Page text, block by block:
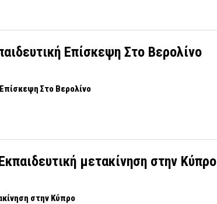
Επίσκεψη Στο Βερολίνο
Στο Βερολίνο
μετακίνηση στην Κύπρο
στην Κύπρο